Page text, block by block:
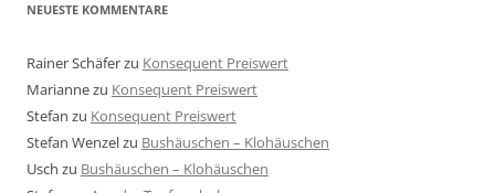
NEUESTE KOMMENTARE
Rainer Schäferzu Konsequent Preiswert
Mariannezu Konsequent Preiswert
Stefan zu Konsequent Preiswert
Stefan Wenzelzu Bushäuschen – Klohäuschen
Usch zu Bushäuschen – Klohäuschen